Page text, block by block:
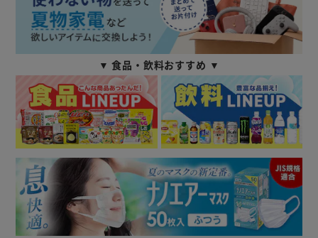
▼ 食品・飲料おすすめ ▼